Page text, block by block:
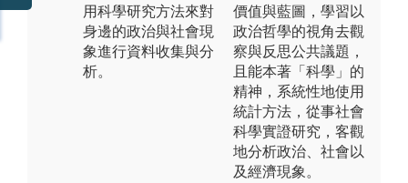
用科學研究方法來對
身邊的政治與社會現
象進行資料收集與分
析。
價值與藍圖，學習以
政治哲學的視角去觀
察與反思公共議題，
且能本著「科學」的
精神，系統性地使用
統計方法，從事社會
科學實證研究，客觀
地分析政治、社會以
及經濟現象。